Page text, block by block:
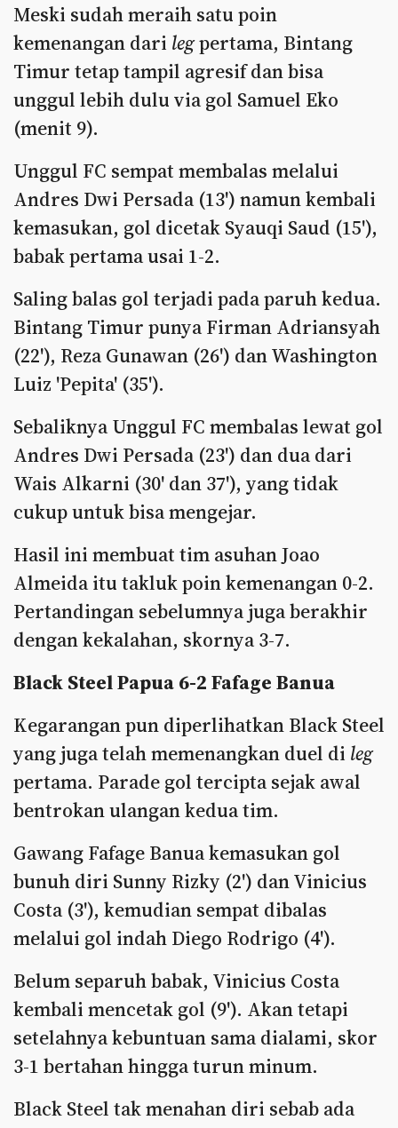
Meski sudah meraih satu poin
kemenangan dari legpertama, Bintang
Timur tetap tampil agresif dan bisa
unggul lebih dulu via gol Samuel Eko
(menit 9).
Unggul FC sempat membalas melalui
Andres Dwi Persada (13') namun kembali
kemasukan, gol dicetak Syauqi Saud (15'),
babak pertama usai 1-2.
Saling balas gol terjadi pada paruh kedua.
Bintang Timur punya Firman Adriansyah
(22'), Reza Gunawan (26') dan Washington
Luiz 'Pepita' (35').
Sebaliknya Unggul FC membalas lewat gol
Andres Dwi Persada (23') dan dua dari
Wais Alkarni (30' dan 37'), yang tidak
cukup untuk bisa mengejar.
Hasil ini membuat tim asuhan Joao
Almeida itu takluk poin kemenangan 0-2.
Pertandingan sebelumnya juga berakhir
dengan kekalahan, skornya 3-7.
Black Steel Papua 6-2 Fafage Banua
Kegarangan pun diperlihatkan Black Steel
yang juga telah memenangkan duel di leg
pertama. Parade gol tercipta sejak awal
bentrokan ulangan kedua tim.
Gawang Fafage Banua kemasukan gol
bunuh diri Sunny Rizky (2') dan Vinicius
Costa (3'), kemudian sempat dibalas
melalui gol indah Diego Rodrigo (4').
Belum separuh babak, Vinicius Costa
kembali mencetak gol (9'). Akan tetapi
setelahnya kebuntuan sama dialami, skor
3-1 bertahan hingga turun minum.
Black Steel tak menahan diri sebab ada